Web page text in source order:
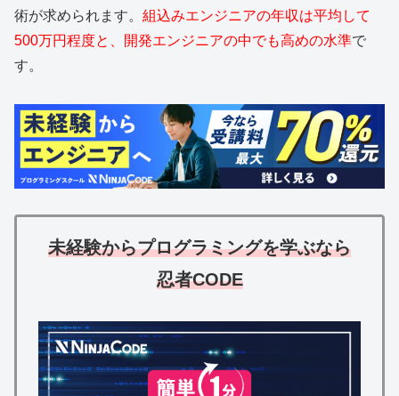
術が求められます。 組込みエンジニアの年収は平均して
500万円程度と、開発エンジニアの中でも高めの水準で
す。
未経験からプログラミングを学ぶなら
忍者CODE